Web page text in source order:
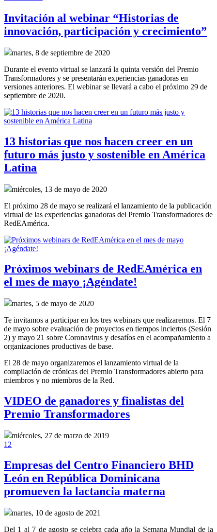
Invitación al webinar “Historias de
innovación, participación y crecimiento”
martes, 8 de septiembre de 2020
Durante el evento virtual se lanzará la quinta versión del Premio
Transformadores y se presentarán experiencias ganadoras en
versiones anteriores. El webinar se llevará a cabo el próximo 29 de
septiembre de 2020.
13 historias que nos hacen creer en un
futuro más justo y sostenible en América
Latina
miércoles, 13 de mayo de 2020
El próximo 28 de mayo se realizará el lanzamiento de la publicación
virtual de las experiencias ganadoras del Premio Transformadores de
RedEAmérica.
Próximos webinars de RedEAmérica en
el mes de mayo ¡Agéndate!
martes, 5 de mayo de 2020
Te invitamos a participar en los tres webinars que realizaremos. El 7
de mayo sobre evaluación de proyectos en tiempos inciertos (Sesión
2) y mayo 21 sobre Coronavirus y desafíos en el acompañamiento a
organizaciones productivas de base.
El 28 de mayo organizaremos el lanzamiento virtual de la
compilación de crónicas del Premio Transformadores abierto para
miembros y no miembros de la Red.
VIDEO de ganadores y finalistas del
Premio Transformadores
miércoles, 27 de marzo de 2019
1 2
Empresas del Centro Financiero BHD
León en República Dominicana
promueven la lactancia materna
martes, 10 de agosto de 2021
Del 1 al 7 de agosto se celebra cada año la Semana Mundial de la